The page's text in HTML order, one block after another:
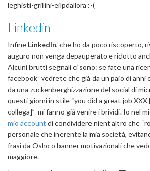
leghisti-grillini-eilpdallora :-(
Linkedin
Infine LinkedIn, che ho da poco riscoperto,
auguro non venga depauperato e ridotto
Alcuni brutti segnali ci sono: se fate una
facebook” vedrete che già da un paio di anni
da una zuckenberghizzazione del social di
questi giorni in stile “you did a great job
collega]” mi fanno giá venire i brividi. Io nel
mio account di condividere nient’altro che
personale che inerente la mia società,
frasi da Osho o banner motivazionali che
maggiore.